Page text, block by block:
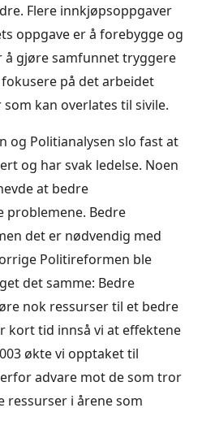
Flere innkjøpsoppgaver
oppgave er å forebygge og
gjøre samfunnet tryggere
på det arbeidet
kan overlates til sivile.
og Politianalysen slo fast at
og har svak ledelse. Noen
at bedre
problemene. Bedre
det er nødvendig med
Politireformen ble
det samme: Bedre
nok ressurser til et bedre
kort tid innså vi at effektene
økte vi opptaket til
advare mot de som tror
i årene som